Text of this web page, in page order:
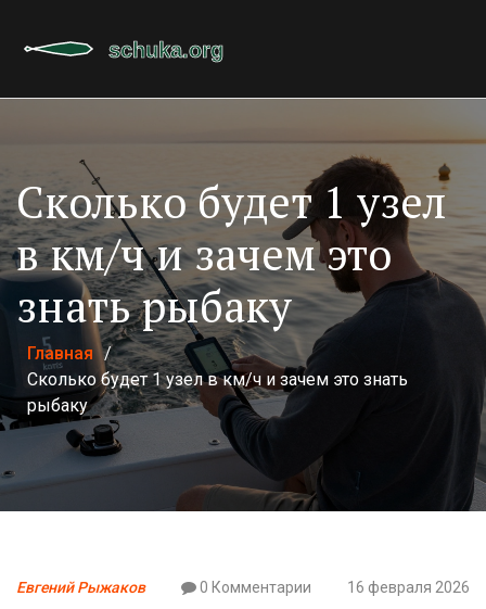
Сколько будет 1 узел
в км/ч и зачем это
знать рыбаку
Главная /
Сколько будет 1 узел в км/ч и зачем это знать
рыбаку
Евгений Рыжаков 0 Комментарии 16 февраля 2026